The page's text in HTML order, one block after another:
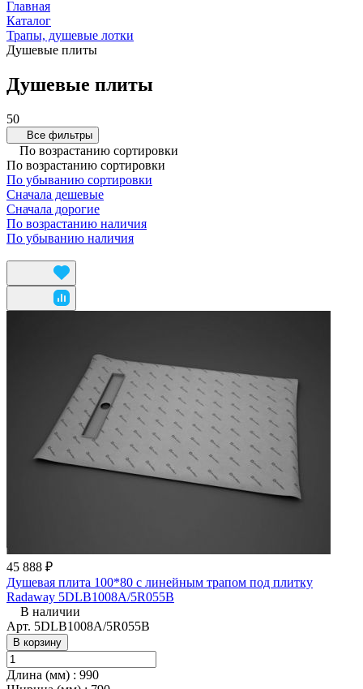
Главная
Каталог
Трапы, душевые лотки
Душевые плиты
Душевые плиты
50
Все фильтры
По возрастанию сортировки
По возрастанию сортировки
По убыванию сортировки
Сначала дешевые
Сначала дорогие
По возрастанию наличия
По убыванию наличия
45 888 ₽
Душевая плита 100*80 с линейным трапом под плитку
Radaway 5DLB1008A/5R055B
В наличии
Арт. 5DLB1008A/5R055B
В корзину
Длина (мм) : 990